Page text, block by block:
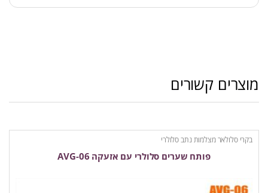
מוצרים קשורים
בקרי סלולאר מצלמות נתב סלולרי
פותח שערים סלולרי עם אזעקה AVG-06